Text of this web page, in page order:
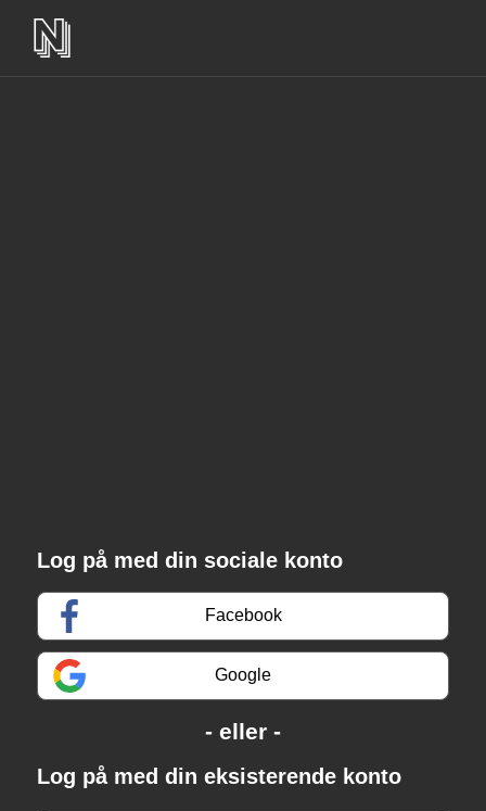
Log på med din sociale konto
Facebook
Google
Log på med din eksisterende konto